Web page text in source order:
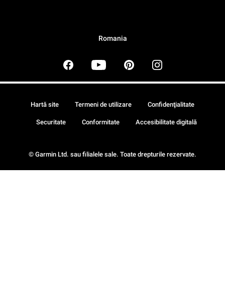
Romania
© Garmin Ltd. sau filialele sale. Toate drepturile rezervate.
Hartă site Termeni de utilizare Confidenţialitate
Securitate Conformitate Accesibilitate digitală